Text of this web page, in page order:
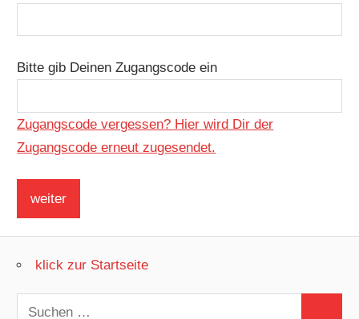
Bitte gib Deinen Zugangscode ein
Zugangscode vergessen? Hier wird Dir der
Zugangscode erneut zugesendet.
klick zur Startseite
Suchen